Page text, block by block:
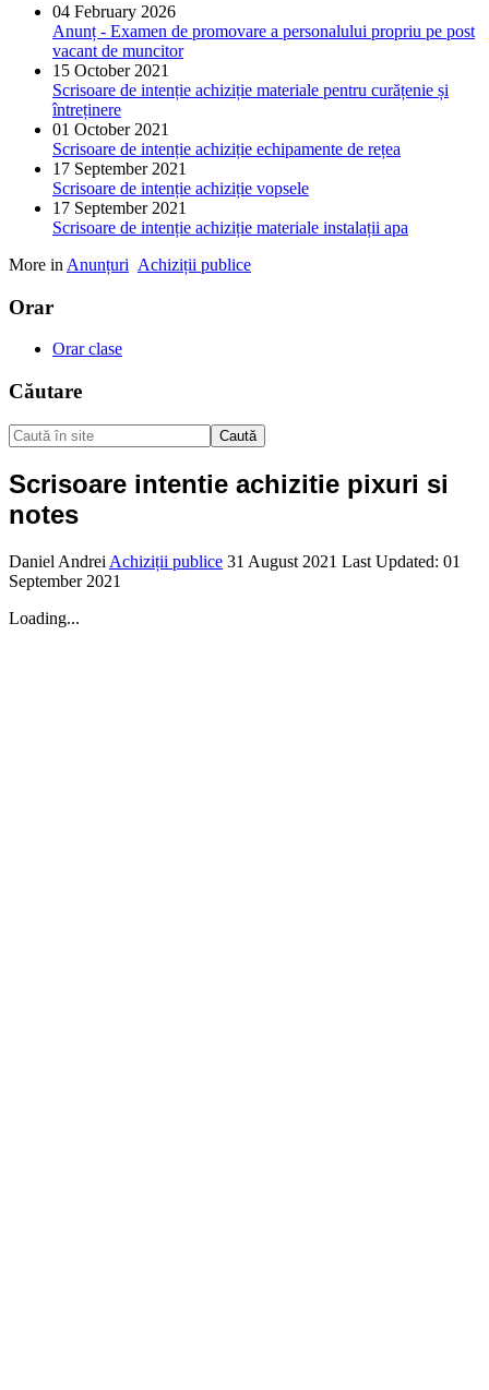
04 February 2026
Anunț - Examen de promovare a personalului propriu pe post
vacant de muncitor
15 October 2021
Scrisoare de intenție achiziție materiale pentru curățenie și
întreținere
01 October 2021
Scrisoare de intenție achiziție echipamente de rețea
17 September 2021
Scrisoare de intenție achiziție vopsele
17 September 2021
Scrisoare de intenție achiziție materiale instalații apa
More in Anunțuri Achiziții publice
Orar
Orar clase
Căutare
Caută
Scrisoare intentie achizitie pixuri si
notes
Daniel Andrei Achiziții publice 31 August 2021 Last Updated: 01
September 2021
Loading...